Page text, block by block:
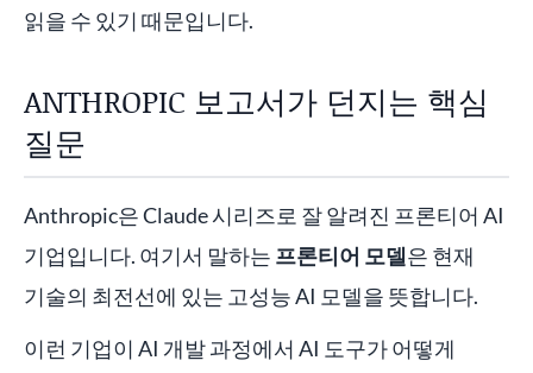
읽을 수 있기 때문입니다.
ANTHROPIC 보고서가 던지는 핵심
질문
Anthropic은 Claude 시리즈로 잘 알려진 프론티어 AI
기업입니다. 여기서 말하는 프론티어 모델은 현재
기술의 최전선에 있는 고성능 AI 모델을 뜻합니다.
이런 기업이 AI 개발 과정에서 AI 도구가 어떻게